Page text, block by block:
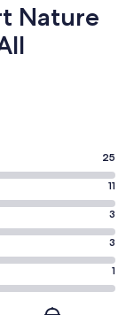
Nature
25
11
3
3
1